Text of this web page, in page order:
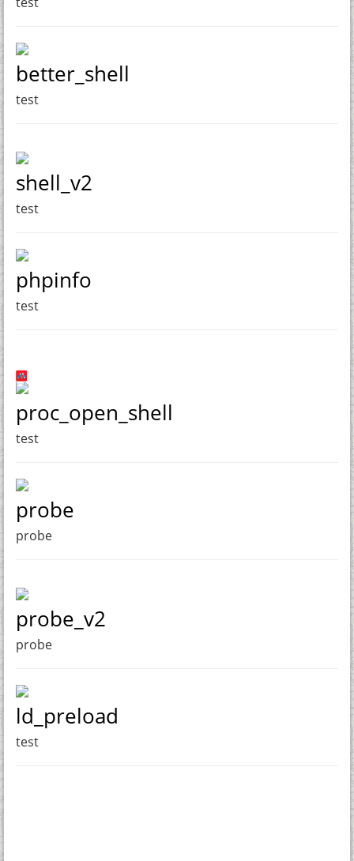
better_shell
test
shell_v2
test
phpinfo
test
proc_open_shell
test
probe
probe
probe_v2
probe
ld_preload
test